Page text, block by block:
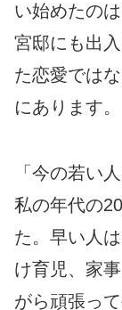
い始めたの
宮邸にも出
た恋愛では
にあります。
「今の若い
私の年代の
た。早い人
け育児、家
がら頑張っ